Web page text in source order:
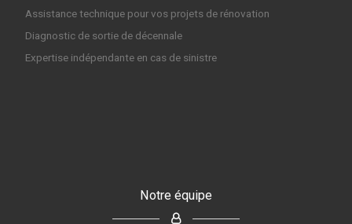
Assistance technique pour vos projets de rénovation
Diagnostic de sortie de décennale
Expertise indépendante en cas de sinistre
Notre équipe